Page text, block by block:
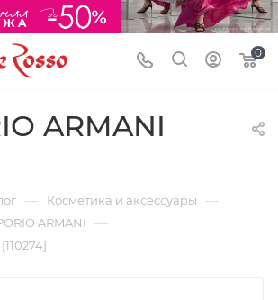
0
ARMANI
— Косметика и аксессуары —
ARMANI —